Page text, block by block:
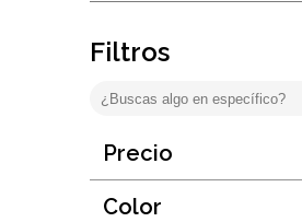
Ecológicos
Regalos
Filtros
Precio
Hasta:$false
Color